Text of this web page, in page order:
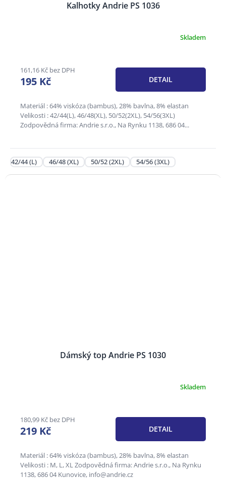
Kalhotky Andrie PS 1036
je
4,4
z
hvězdiček.
Skladem
161,16 Kč bez DPH
195 Kč DETAIL
Materiál : 64% viskóza (bambus), 28% bavlna, 8% elastan
Velikosti : 42/44(L), 46/48(XL), 50/52(2XL), 54/56(3XL)
Zodpovědná firma: Andrie s.r.o., Na Rynku 1138, 686 04...
42/44 (L) 46/48 (XL) 50/52 (2XL) 54/56 (3XL)
Dámský top Andrie PS 1030
Skladem
180,99 Kč bez DPH
219 Kč DETAIL
Materiál : 64% viskóza (bambus), 28% bavlna, 8% elastan
Velikosti : M, L, XL Zodpovědná firma: Andrie s.r.o., Na Rynku
1138, 686 04 Kunovice, info@andrie.cz